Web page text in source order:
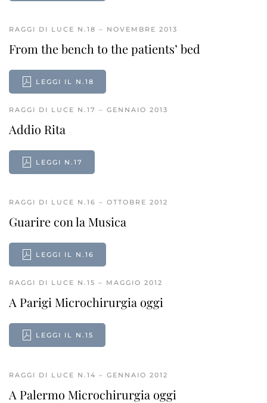
RAGGI DI LUCE N.18 – NOVEMBRE 2013
From the bench to the patients’ bed
LEGGI IL N.18
RAGGI DI LUCE N.17 – GENNAIO 2013
Addio Rita
LEGGI N.17
RAGGI DI LUCE N.16 – OTTOBRE 2012
Guarire con la Musica
LEGGI IL N.16
RAGGI DI LUCE N.15 – MAGGIO 2012
A Parigi Microchirurgia oggi
LEGGI IL N.15
RAGGI DI LUCE N.14 – GENNAIO 2012
A Palermo Microchirurgia oggi